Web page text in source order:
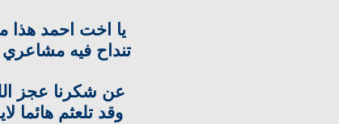
يا اخت احمد هذا
تنداح فيه مشاعري
عن شكرنا عجز
وقد تلعثم هائما